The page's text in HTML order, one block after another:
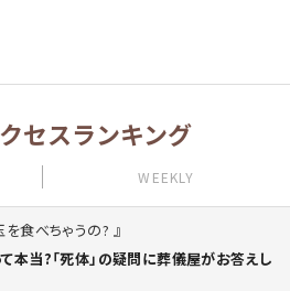
セスランキング
WEEKLY
を食べちゃうの?
本当?「死体」の疑問に葬儀屋がお答えし